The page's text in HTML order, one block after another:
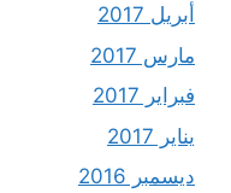
أبريل 2017
مارس 2017
فبراير 2017
يناير 2017
ديسمبر 2016